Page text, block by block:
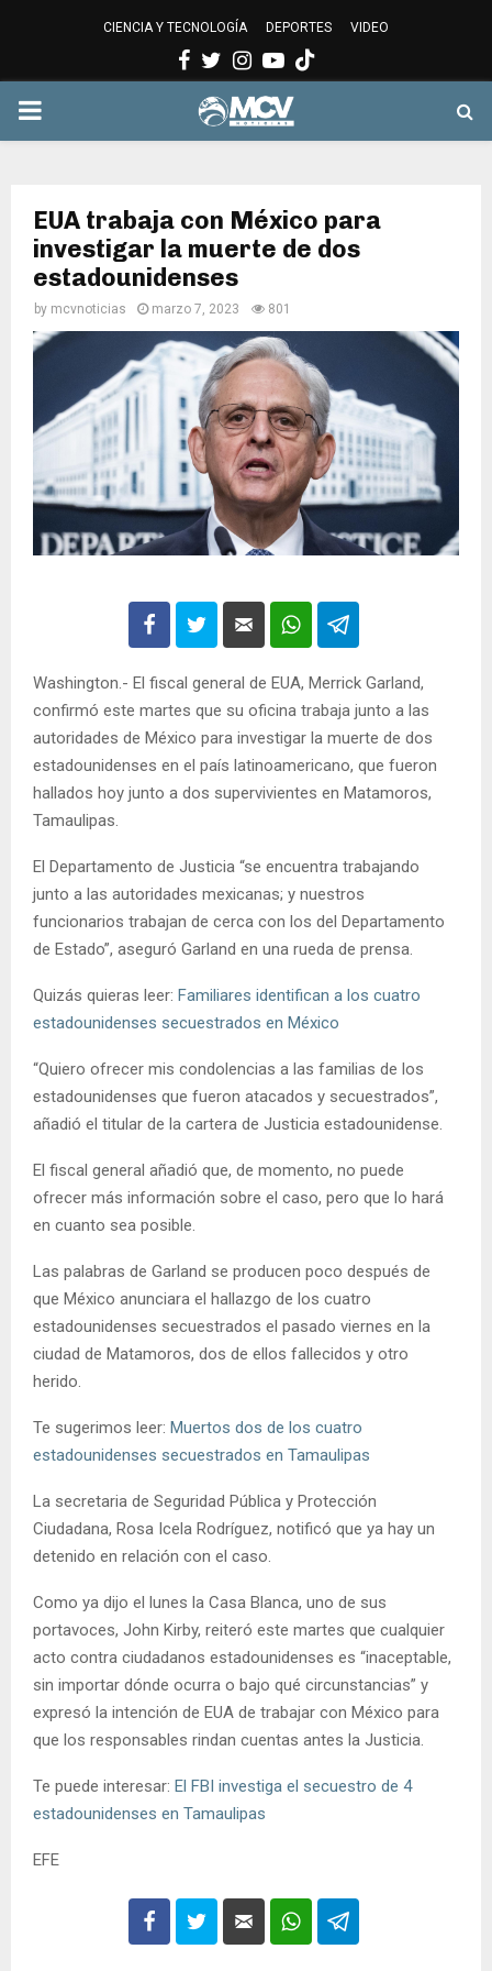
CIENCIA Y TECNOLOGÍA DEPORTES VIDEO
Facebook
Twitter
Instagram
Youtube
PRIMARY
EUA trabaja con México para
investigar la muerte de dos
estadounidenses
by mcvnoticias marzo 7, 2023 801
Washington.- El fiscal general de EUA, Merrick Garland,
confirmó este martes que su oficina trabaja junto a las
autoridades de México para investigar la muerte de dos
estadounidenses en el país latinoamericano, que fueron
hallados hoy junto a dos supervivientes en Matamoros,
Tamaulipas.
El Departamento de Justicia “se encuentra trabajando
junto a las autoridades mexicanas; y nuestros
funcionarios trabajan de cerca con los del Departamento
de Estado”, aseguró Garland en una rueda de prensa.
Quizás quieras leer: Familiares identifican a los cuatro
estadounidenses secuestrados en México
“Quiero ofrecer mis condolencias a las familias de los
estadounidenses que fueron atacados y secuestrados”,
añadió el titular de la cartera de Justicia estadounidense.
El fiscal general añadió que, de momento, no puede
ofrecer más información sobre el caso, pero que lo hará
en cuanto sea posible.
Las palabras de Garland se producen poco después de
que México anunciara el hallazgo de los cuatro
estadounidenses secuestrados el pasado viernes en la
ciudad de Matamoros, dos de ellos fallecidos y otro
herido.
Te sugerimos leer: Muertos dos de los cuatro
estadounidenses secuestrados en Tamaulipas
La secretaria de Seguridad Pública y Protección
Ciudadana, Rosa Icela Rodríguez, notificó que ya hay un
detenido en relación con el caso.
Como ya dijo el lunes la Casa Blanca, uno de sus
portavoces, John Kirby, reiteró este martes que cualquier
acto contra ciudadanos estadounidenses es “inaceptable,
sin importar dónde ocurra o bajo qué circunstancias” y
expresó la intención de EUA de trabajar con México para
que los responsables rindan cuentas antes la Justicia.
Te puede interesar: El FBI investiga el secuestro de 4
estadounidenses en Tamaulipas
EFE